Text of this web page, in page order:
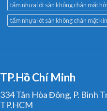
tấm nhựa lót sàn không chân mặt
tấm nhựa lót sàn không chân mặt kín
TP.Hồ Chí Minh
334 Tân Hòa Đông, P. Bình
TP.HCM